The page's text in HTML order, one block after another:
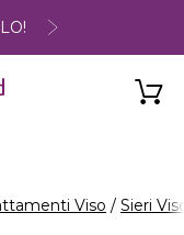
Viso Sieri